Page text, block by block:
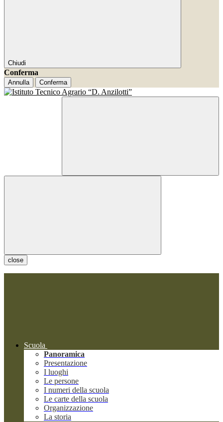
Chiudi
Conferma
Annulla Conferma
close
Scuola
Panoramica
Presentazione
I luoghi
Le persone
I numeri della scuola
Le carte della scuola
Organizzazione
La storia